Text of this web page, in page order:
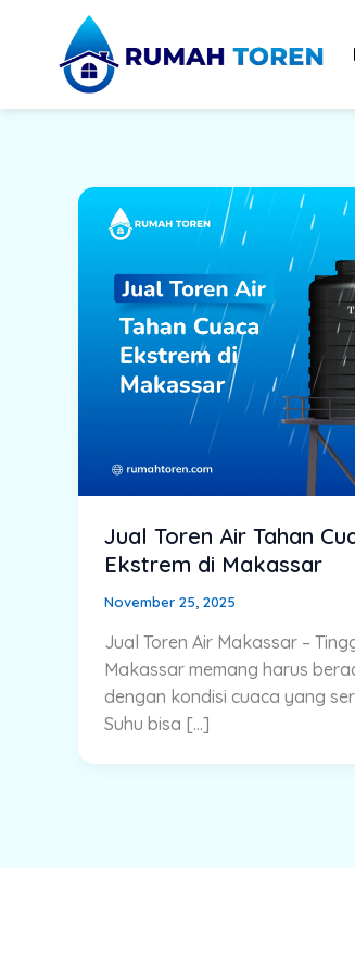
content
Jual Toren Air Tahan
Ekstrem di Makassar
November 25, 2025
Jual Toren Air Makassar –
Makassar memang harus
dengan kondisi cuaca yang
Suhu bisa […]